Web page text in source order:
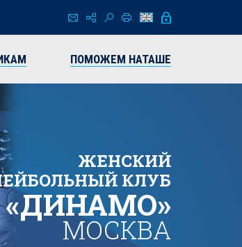
ПОМОЖЕМ НАТАШЕ
ЖЕНСКИЙ
КЛУБ
«ДИНАМО»
МОСКВА